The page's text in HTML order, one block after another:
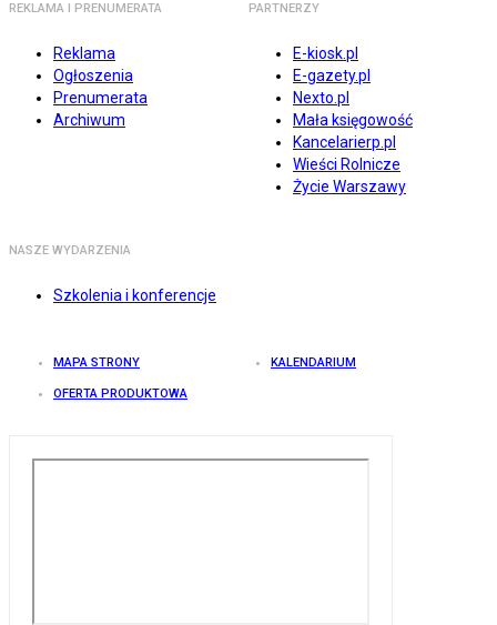
REKLAMA I PRENUMERATA
Reklama
Ogłoszenia
Prenumerata
Archiwum
PARTNERZY
E-kiosk.pl
E-gazety.pl
Nexto.pl
Mała księgowość
Kancelarierp.pl
Wieści Rolnicze
Życie Warszawy
NASZE WYDARZENIA
Szkolenia i konferencje
MAPA STRONY KALENDARIUM
OFERTA PRODUKTOWA